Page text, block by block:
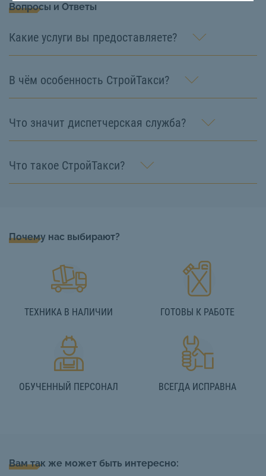
Вопросы и Ответы
Какие услуги вы предоставляете?
В чём особенность СтройТакси?
Что значит диспетчерская служба?
Что такое СтройТакси?
Почему нас выбирают?
ТЕХНИКА В НАЛИЧИИ ГОТОВЫ К РАБОТЕ
ОБУЧЕННЫЙ ПЕРСОНАЛ ВСЕГДА ИСПРАВНА
Вам так же может быть интересно: